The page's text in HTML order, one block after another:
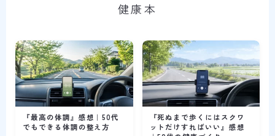
節約
健康づくり
年金
健康本
『最高の体調』感想｜50代
でもできる体調の整え方
『死ぬまで歩くにはスクワ
ットだけすればいい』感想